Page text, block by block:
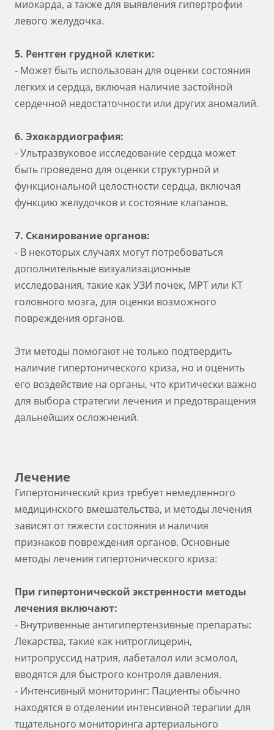
миокарда, а также для выявления гипертрофии
левого желудочка.
5. Рентген грудной клетки:
- Может быть использован для оценки состояния
легких и сердца, включая наличие застойной
сердечной недостаточности или других аномалий.
6. Эхокардиография:
- Ультразвуковое исследование сердца может
быть проведено для оценки структурной и
функциональной целостности сердца, включая
функцию желудочков и состояние клапанов.
7. Сканирование органов:
- В некоторых случаях могут потребоваться
дополнительные визуализационные
исследования, такие как УЗИ почек, МРТ или КТ
головного мозга, для оценки возможного
повреждения органов.
Эти методы помогают не только подтвердить
наличие гипертонического криза, но и оценить
его воздействие на органы, что критически важно
для выбора стратегии лечения и предотвращения
дальнейших осложнений.
Лечение
Гипертонический криз требует немедленного
медицинского вмешательства, и методы лечения
зависят от тяжести состояния и наличия
признаков повреждения органов. Основные
методы лечения гипертонического криза:
При гипертонической экстренности методы
лечения включают:
- Внутривенные антигипертензивные препараты:
Лекарства, такие как нитроглицерин,
нитропруссид натрия, лабеталол или эсмолол,
вводятся для быстрого контроля давления.
- Интенсивный мониторинг: Пациенты обычно
находятся в отделении интенсивной терапии для
тщательного мониторинга артериального